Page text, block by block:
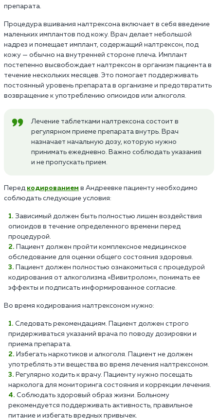
препарата.
Процедура вшивания налтрексона включает в себя введение
маленьких имплантов под кожу. Врач делает небольшой
надрез и помещает имплант, содержащий налтрексон, под
кожу — обычно на внутренней стороне плеча. Имплант
постепенно высвобождает налтрексон в организм пациента в
течение нескольких месяцев. Это помогает поддерживать
постоянный уровень препарата в организме и предотвратить
возвращение к употреблению опиоидов или алкоголя.
Лечение таблетками налтрексона состоит в
регулярном приеме препарата внутрь. Врач
назначает начальную дозу, которую нужно
принимать ежедневно. Важно соблюдать указания
и не пропускать прием.
Перед кодированием в Андреевке пациенту необходимо
соблюдать следующие условия:
Зависимый должен быть полностью лишен воздействия
опиоидов в течение определенного времени перед
процедурой.
Пациент должен пройти комплексное медицинское
обследование для оценки общего состояния здоровья.
Пациент должен полностью ознакомиться с процедурой
кодирования от алкоголизма «Вивитролом», понимать ее
эффекты и подписать информированное согласие.
Во время кодирования налтрексоном нужно:
Следовать рекомендациям. Пациент должен строго
придерживаться указаний врача по поводу дозировки и
приема препарата.
Избегать наркотиков и алкоголя. Пациент не должен
употреблять эти вещества во время лечения налтрексоном.
Регулярно ходить к врачу. Пациенту нужно посещать
нарколога для мониторинга состояния и коррекции лечения.
Соблюдать здоровый образ жизни. Больному
рекомендуется поддерживать активность, правильное
питание и избегать вредных привычек.